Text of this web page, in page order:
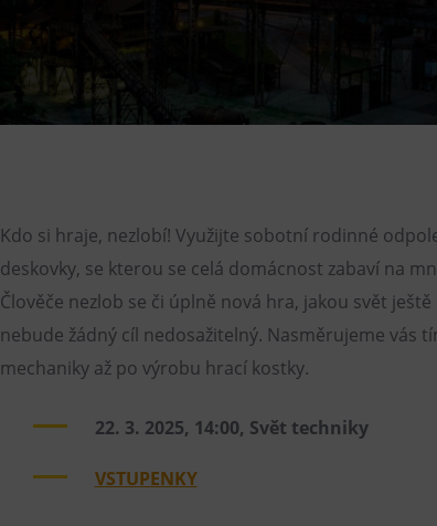
Kdo si hraje, nezlobí! Využijte sobotní rodinné
deskovky, se kterou se celá domácnost zabaví na
Člověče nezlob se či úplně nová hra, jakou svět
nebude žádný cíl nedosažitelný. Nasměrujeme vás
mechaniky až po výrobu hrací kostky.
22. 3. 2025, 14:00, Svět techniky
VSTUPENKY